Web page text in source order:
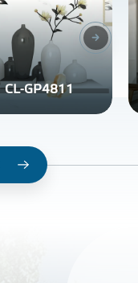
CL-GP4811